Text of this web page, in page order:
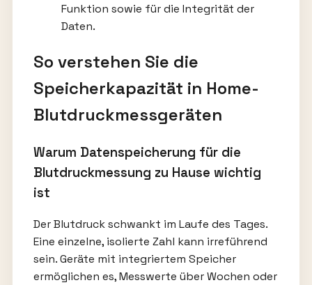
Funktion sowie für die Integrität der
Daten.
So verstehen Sie die
Speicherkapazität in Home-
Blutdruckmessgeräten
Warum Datenspeicherung für die
Blutdruckmessung zu Hause wichtig
ist
Der Blutdruck schwankt im Laufe des Tages.
Eine einzelne, isolierte Zahl kann irreführend
sein. Geräte mit integriertem Speicher
ermöglichen es, Messwerte über Wochen oder